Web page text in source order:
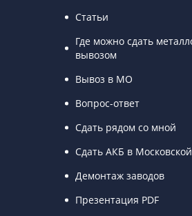
Статьи
Где можно сдать
вывозом
Вывоз в МО
Вопрос-ответ
Сдать рядом со мной
Сдать АКБ в
Демонтаж заводов
Презентация PDF